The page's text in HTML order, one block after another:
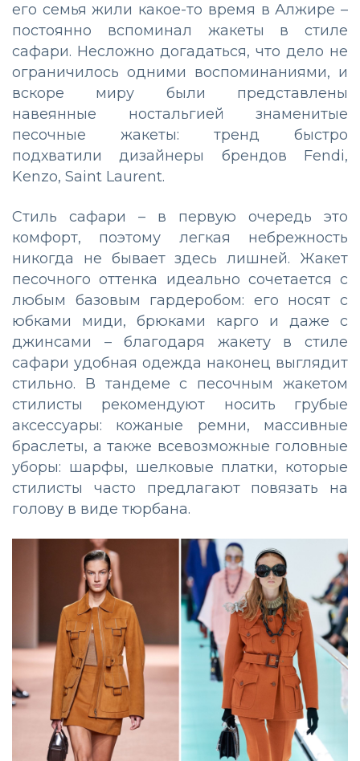
его семья жили какое-то время в Алжире –
постоянно вспоминал жакеты в стиле
сафари. Несложно догадаться, что дело не
ограничилось одними воспоминаниями, и
вскоре миру были представлены
навеянные ностальгией знаменитые
песочные жакеты: тренд быстро
подхватили дизайнеры брендов Fendi,
Kenzo, Saint Laurent.
Стиль сафари – в первую очередь это
комфорт, поэтому легкая небрежность
никогда не бывает здесь лишней. Жакет
песочного оттенка идеально сочетается с
любым базовым гардеробом: его носят с
юбками миди, брюками карго и даже с
джинсами – благодаря жакету в стиле
сафари удобная одежда наконец выглядит
стильно. В тандеме с песочным жакетом
стилисты рекомендуют носить грубые
аксессуары: кожаные ремни, массивные
браслеты, а также всевозможные головные
уборы: шарфы, шелковые платки, которые
стилисты часто предлагают повязать на
голову в виде тюрбана.